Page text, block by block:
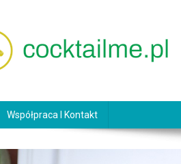
Współpraca I Kontakt